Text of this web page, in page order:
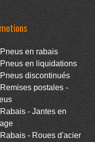
en rabais
en liquidations
discontinués
postales -
- Jantes en
- Roues d'acier